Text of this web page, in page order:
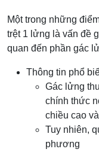
Một trong những
trệt 1 lửng là vấn đề
quan đến phần gác
Thông tin phổ
Gác lửng
chính thức
chiều cao
Tuy nhiên,
phương